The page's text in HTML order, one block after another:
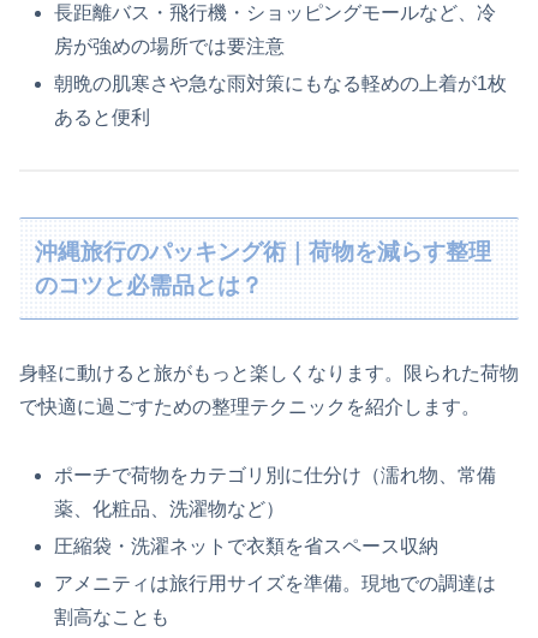
長距離バス・飛行機・ショッピングモールなど、冷
房が強めの場所では要注意
朝晩の肌寒さや急な雨対策にもなる軽めの上着が1枚
あると便利
沖縄旅行のパッキング術｜荷物を減らす整理
のコツと必需品とは？
身軽に動けると旅がもっと楽しくなります。限られた荷物
で快適に過ごすための整理テクニックを紹介します。
ポーチで荷物をカテゴリ別に仕分け（濡れ物、常備
薬、化粧品、洗濯物など）
圧縮袋・洗濯ネットで衣類を省スペース収納
アメニティは旅行用サイズを準備。現地での調達は
割高なことも